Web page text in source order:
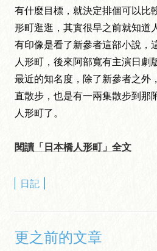
有什麼目標，就決定排個可以比
形町逛逛，其實很早之前就知道
有印像是看了新參者這部小說，
人形町，後來阿部寬有主演日劇
最近的知名度，除了新參者之外
直散步，也是有一兩集散步到那
人形町了。
閱讀「日本橋人形町」全文
日記
更之前的文章